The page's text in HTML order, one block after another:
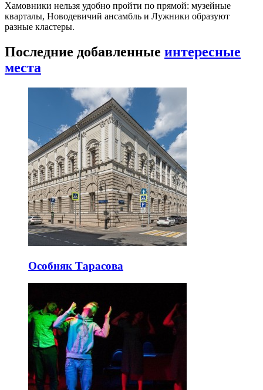
Хамовники нельзя удобно пройти по прямой: музейные
кварталы, Новодевичий ансамбль и Лужники образуют
разные кластеры.
Последние добавленные интересные
места
Особняк Тарасова